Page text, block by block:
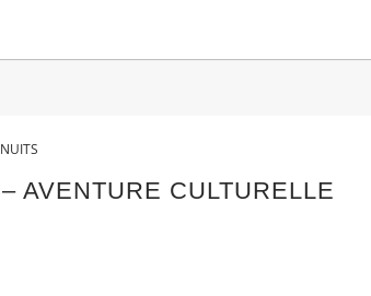
AVENTURE CULTURELLE